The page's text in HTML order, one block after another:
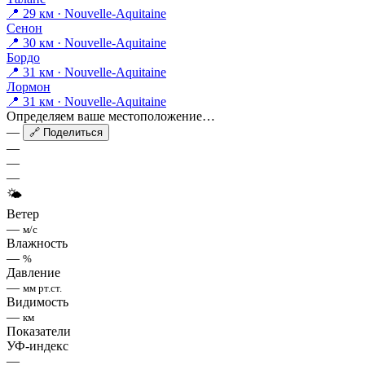
📍 29 км · Nouvelle-Aquitaine
Сенон
📍 30 км · Nouvelle-Aquitaine
Бордо
📍 31 км · Nouvelle-Aquitaine
Лормон
📍 31 км · Nouvelle-Aquitaine
Определяем ваше местоположение…
—
🔗 Поделиться
—
—
—
🌤
Ветер
— м/с
Влажность
— %
Давление
— мм рт.ст.
Видимость
— км
Показатели
УФ-индекс
—